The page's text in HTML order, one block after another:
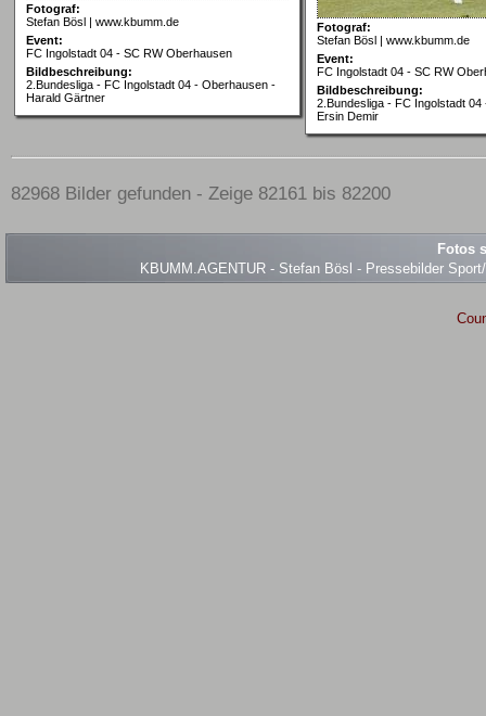
Fotograf:
Stefan Bösl | www.kbumm.de
Event:
FC Ingolstadt 04 - SC RW Oberhausen
Bildbeschreibung:
2.Bundesliga - FC Ingolstadt 04 - Oberhausen -
Harald Gärtner
Fotograf:
Stefan Bösl | www.kbumm.de
Event:
FC Ingolstadt 04 - SC RW
Bildbeschreibung:
2.Bundesliga - FC Ingolstadt
Ersin Demir
82968 Bilder gefunden - Zeige 82161 bis 82200
Fotos
KBUMM.AGENTUR - Stefan Bösl - Pressebilder